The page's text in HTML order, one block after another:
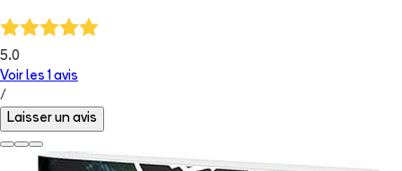
5.0
Voir les 1 avis
/
Laisser un avis